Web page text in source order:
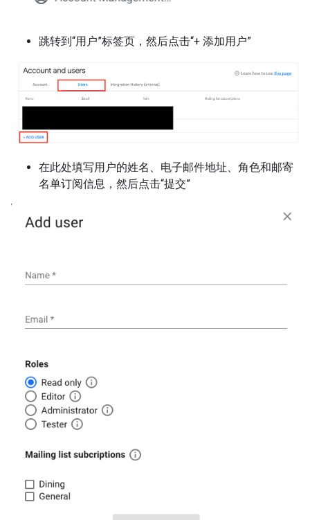
跳转到“用户”标签页，然后点击“+ 添加用户”
在此处填写用户的姓名、电子邮件地址、角色和邮寄
名单订阅信息，然后点击“提交”